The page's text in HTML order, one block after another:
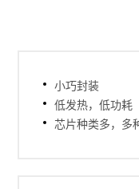
小巧封装
低发热，低功耗
芯片种类多，多